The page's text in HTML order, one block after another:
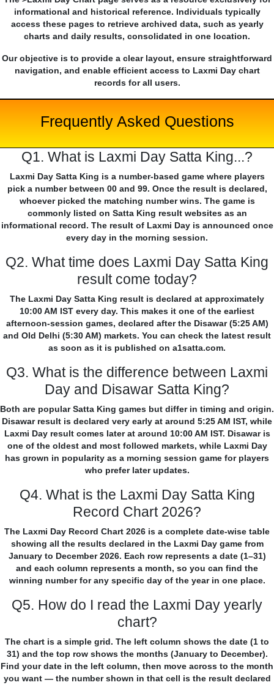
informational and historical reference. Individuals typically
access these pages to retrieve archived data, such as yearly
charts and daily results, consolidated in one location.
Our objective is to provide a clear layout, ensure straightforward
navigation, and enable efficient access to Laxmi Day chart
records for all users.
Frequently Asked Questions
Q1. What is Laxmi Day Satta King...?
Laxmi Day Satta King is a number-based game where players
pick a number between 00 and 99. Once the result is declared,
whoever picked the matching number wins. The game is
commonly listed on Satta King result websites as an
informational record. The result of Laxmi Day is announced once
every day in the morning session.
Q2. What time does Laxmi Day Satta King
result come today?
The Laxmi Day Satta King result is declared at approximately
10:00 AM IST every day. This makes it one of the earliest
afternoon-session games, declared after the Disawar (5:25 AM)
and Old Delhi (5:30 AM) markets. You can check the latest result
as soon as it is published on a1satta.com.
Q3. What is the difference between Laxmi
Day and Disawar Satta King?
Both are popular Satta King games but differ in timing and origin.
Disawar result is declared very early at around 5:25 AM IST, while
Laxmi Day result comes later at around 10:00 AM IST. Disawar is
one of the oldest and most followed markets, while Laxmi Day
has grown in popularity as a morning session game for players
who prefer later updates.
Q4. What is the Laxmi Day Satta King
Record Chart 2026?
The Laxmi Day Record Chart 2026 is a complete date-wise table
showing all the results declared in the Laxmi Day game from
January to December 2026. Each row represents a date (1–31)
and each column represents a month, so you can find the
winning number for any specific day of the year in one place.
Q5. How do I read the Laxmi Day yearly
chart?
The chart is a simple grid. The left column shows the date (1 to
31) and the top row shows the months (January to December).
Find your date in the left column, then move across to the month
you want — the number shown in that cell is the result declared